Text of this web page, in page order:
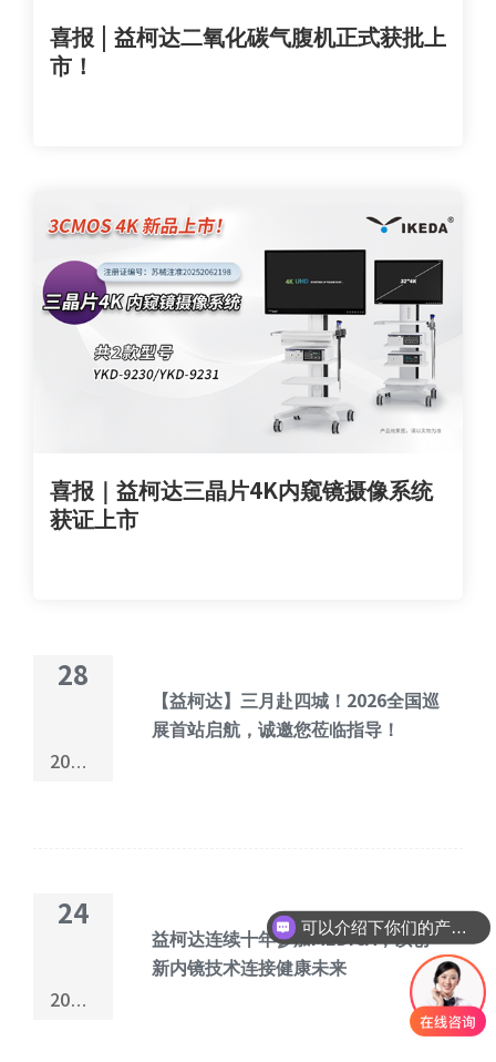
喜报 | 益柯达二氧化碳气腹机正式获批上
市！
喜报｜益柯达三晶片4K内窥镜摄像系统
获证上市
28
2026-
【益柯达】三月赴四城！2026全国巡
展首站启航，诚邀您莅临指导！
24
2025-
益柯达连续十年参加MEDICA，以创
新内镜技术连接健康未来
可以介绍下你们的产品么